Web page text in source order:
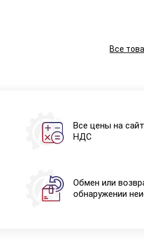
Все
Все цены на
НДС
Обмен или
обнаружении